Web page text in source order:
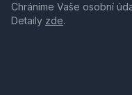
Chráníme Vaše osobní
Detaily zde.